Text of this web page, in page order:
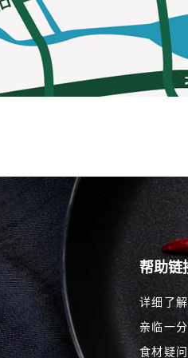
帮助链
详细了
亲临一
食材疑